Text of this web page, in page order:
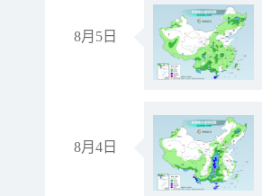
8月5日
8月4日